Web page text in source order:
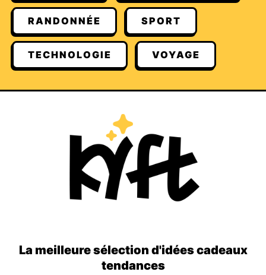
RANDONNÉE SPORT
TECHNOLOGIE VOYAGE
La meilleure sélection d'idées cadeaux
tendances